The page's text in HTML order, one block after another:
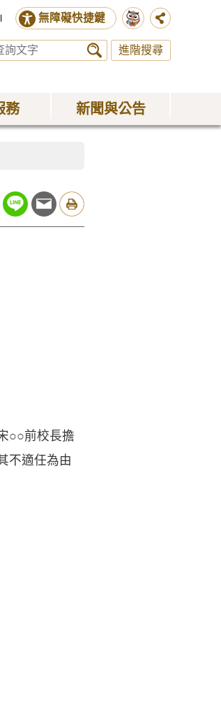
無障礙快捷鍵
進階搜尋
務 新聞與公告
○○前校長擔
不適任為由